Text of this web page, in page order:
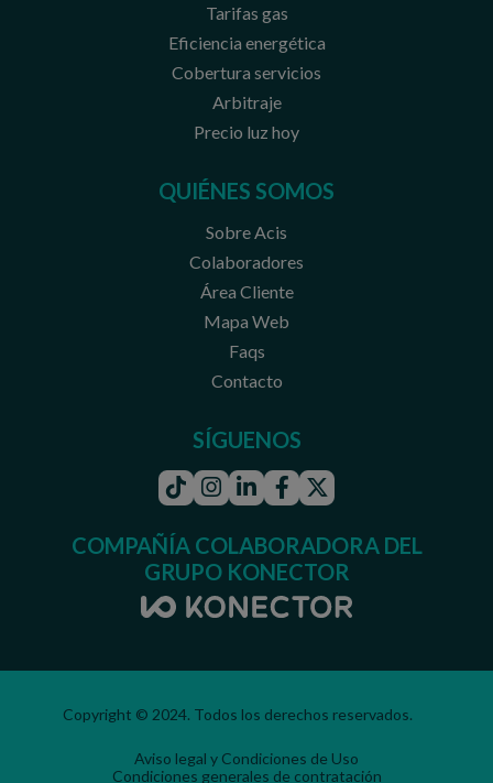
Tarifas gas
Eficiencia energética
Cobertura servicios
Arbitraje
Precio luz hoy
QUIÉNES SOMOS
Sobre Acis
Colaboradores
Área Cliente
Mapa Web
Faqs
Contacto
SÍGUENOS
TiktokInstagram
LinkedinFacebook
COMPAÑÍA COLABORADORA DEL
GRUPO KONECTOR
Copyright © 2024. Todos los derechos reservados.
Aviso legal y Condiciones de Uso
Condiciones generales de contratación